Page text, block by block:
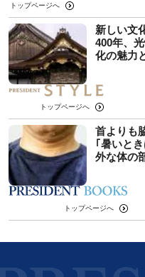
トップページへ
新しい文
400年、
化の魅力
トップページへ
首よりも
｢暑いと
外な体の
トップページへ